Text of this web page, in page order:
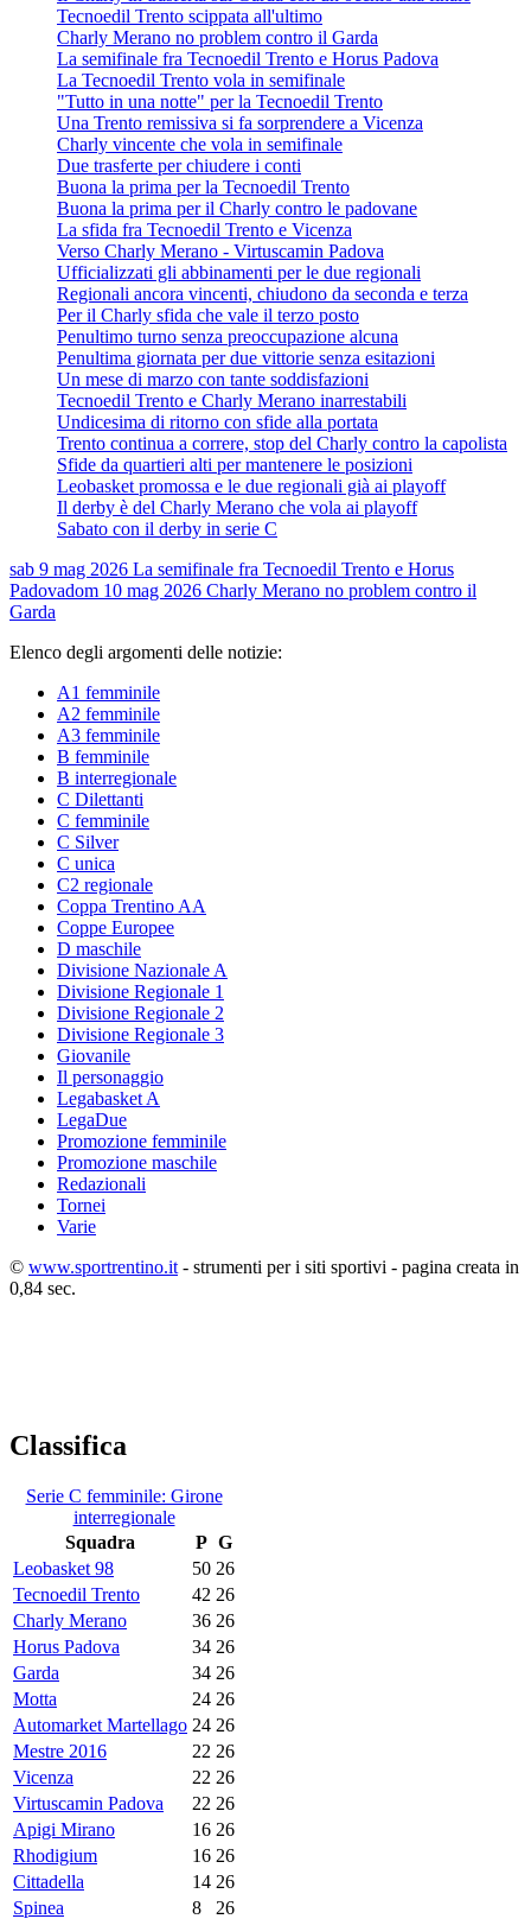
Tecnoedil Trento scippata all'ultimo
Charly Merano no problem contro il Garda
La semifinale fra Tecnoedil Trento e Horus Padova
La Tecnoedil Trento vola in semifinale
"Tutto in una notte" per la Tecnoedil Trento
Una Trento remissiva si fa sorprendere a Vicenza
Charly vincente che vola in semifinale
Due trasferte per chiudere i conti
Buona la prima per la Tecnoedil Trento
Buona la prima per il Charly contro le padovane
La sfida fra Tecnoedil Trento e Vicenza
Verso Charly Merano - Virtuscamin Padova
Ufficializzati gli abbinamenti per le due regionali
Regionali ancora vincenti, chiudono da seconda e terza
Per il Charly sfida che vale il terzo posto
Penultimo turno senza preoccupazione alcuna
Penultima giornata per due vittorie senza esitazioni
Un mese di marzo con tante soddisfazioni
Tecnoedil Trento e Charly Merano inarrestabili
Undicesima di ritorno con sfide alla portata
Trento continua a correre, stop del Charly contro la capolista
Sfide da quartieri alti per mantenere le posizioni
Leobasket promossa e le due regionali già ai playoff
Il derby è del Charly Merano che vola ai playoff
Sabato con il derby in serie C
sab 9 mag 2026 La semifinale fra Tecnoedil Trento e Horus
Padovadom 10 mag 2026 Charly Merano no problem contro il
Garda
Elenco degli argomenti delle notizie:
A1 femminile
A2 femminile
A3 femminile
B femminile
B interregionale
C Dilettanti
C femminile
C Silver
C unica
C2 regionale
Coppa Trentino AA
Coppe Europee
D maschile
Divisione Nazionale A
Divisione Regionale 1
Divisione Regionale 2
Divisione Regionale 3
Giovanile
Il personaggio
Legabasket A
LegaDue
Promozione femminile
Promozione maschile
Redazionali
Tornei
Varie
© www.sportrentino.it - strumenti per i siti sportivi - pagina creata in
0,84 sec.
Classifica
Serie C femminile: Girone
interregionale
Squadra
P G
Leobasket 98
50 26
Tecnoedil Trento
42 26
Charly Merano
36 26
Horus Padova
34 26
Garda
34 26
Motta
24 26
Automarket Martellago 24 26
Mestre 2016
22 26
Vicenza
22 26
Virtuscamin Padova
22 26
Apigi Mirano
16 26
Rhodigium
16 26
Cittadella
14 26
Spinea
8 26